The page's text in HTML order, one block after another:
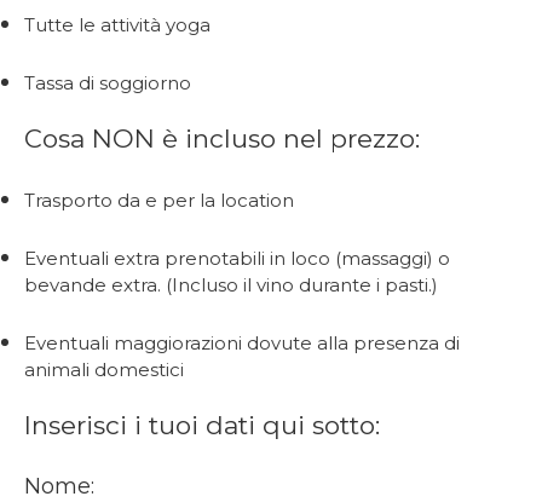
Tutte le attività yoga
Tassa di soggiorno
Cosa NON è incluso nel prezzo:
Trasporto da e per la location
Eventuali extra prenotabili in loco (massaggi) o
bevande extra. (Incluso il vino durante i pasti.)
Eventuali maggiorazioni dovute alla presenza di
animali domestici
Inserisci i tuoi dati qui sotto:
Nome: